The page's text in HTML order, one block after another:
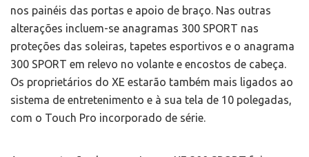
nos painéis das portas e apoio de braço. Nas outras
alterações incluem-se anagramas 300 SPORT nas
proteções das soleiras, tapetes esportivos e o anagrama
300 SPORT em relevo no volante e encostos de cabeça.
Os proprietários do XE estarão também mais ligados ao
sistema de entretenimento e à sua tela de 10 polegadas,
com o Touch Pro incorporado de série.